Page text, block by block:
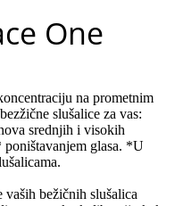
One
na prometnim
slušalice za vas:
srednjih i visokih
glasa. *U
bežičnih slušalica